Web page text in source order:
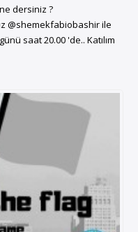
dersiniz ?
@shemekfabiobashir ile
saat 20.00 'de.. Katılım